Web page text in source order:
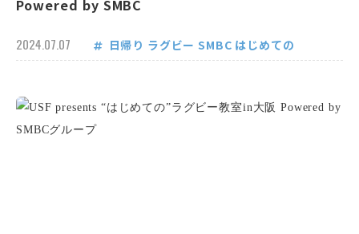
Powered by SMBC
2024.07.07 日帰り ラグビー SMBC はじめての